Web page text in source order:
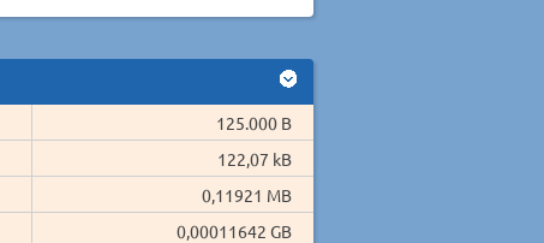
125.000 B
122,07 kB
0,11921 MB
0,00011642 GB